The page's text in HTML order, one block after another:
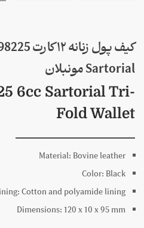
Sartorial مونبلان
6cc Sartorial Tri-
Fold Wallet
Material: Bovine leather
Color: Black
Cotton and polyamide lining
Dimensions:120 x10 x95mm